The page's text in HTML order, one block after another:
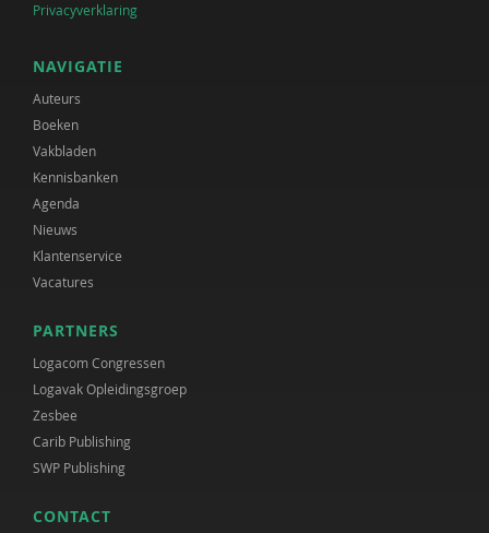
Privacyverklaring
NAVIGATIE
Auteurs
Boeken
Vakbladen
Kennisbanken
Agenda
Nieuws
Klantenservice
Vacatures
PARTNERS
Logacom Congressen
Logavak Opleidingsgroep
Zesbee
Carib Publishing
SWP Publishing
CONTACT